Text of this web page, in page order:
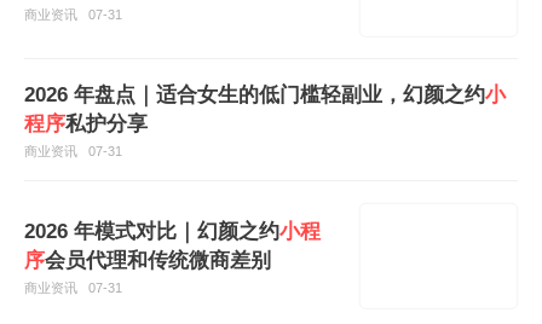
商业资讯 07-31
2026 年盘点｜适合女生的低门槛轻副业，幻颜之约小
程序私护分享
商业资讯 07-31
2026 年模式对比｜幻颜之约小程
序会员代理和传统微商差别
商业资讯 07-31